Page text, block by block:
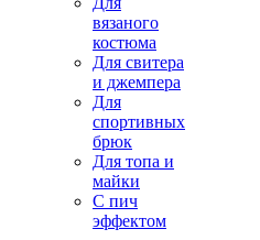
вязаного
костюма
Для свитера
и джемпера
Для
спортивных
брюк
Для топа и
майки
С пич
эффектом